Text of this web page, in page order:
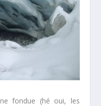
fondue (hé oui, les